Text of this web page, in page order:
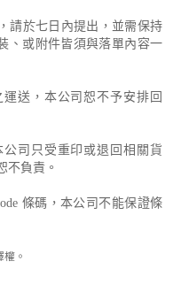
請於七日內提出，並需保持
、或附件皆須與落單內容一
送，本公司恕不予安排回
司只受重印或退回相關貨
不負責。
條碼，本公司不能保證條
。